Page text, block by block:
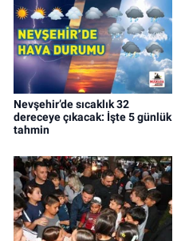
Nevşehir’de sıcaklık 32
dereceye çıkacak: İşte 5 günlük
tahmin